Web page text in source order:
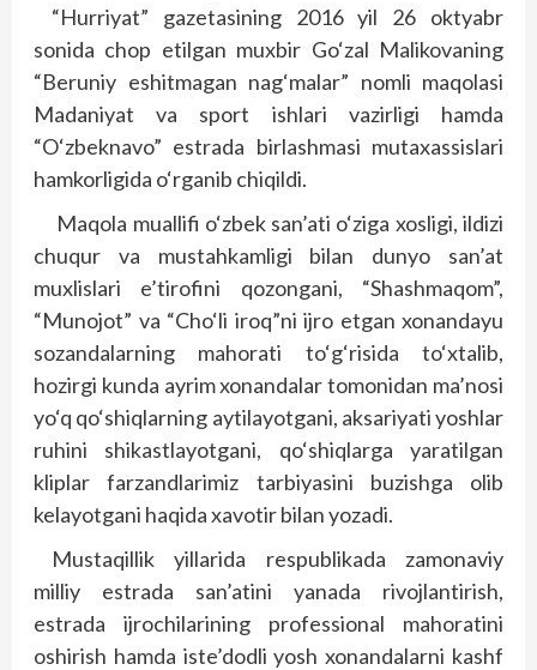
“Hurriyat” gazetasining 2016 yil 26 oktyabr
sonida chop etilgan muxbir Go‘zal Malikovaning
“Beruniy eshitmagan nag‘malar” nomli maqolasi
Madaniyat va sport ishlari vazirligi hamda
“O‘zbeknavo” estrada birlashmasi mutaxassislari
hamkorligida o‘rganib chiqildi.
Maqola muallifi o‘zbek san’ati o‘ziga xosligi, ildizi
chuqur va mustahkamligi bilan dunyo san’at
muxlislari e’tirofini qozongani, “Shashmaqom”,
“Munojot” va “Cho‘li iroq”ni ijro etgan xonandayu
sozandalarning mahorati to‘g‘risida to‘xtalib,
hozirgi kunda ayrim xonandalar tomonidan ma’nosi
yo‘q qo‘shiqlarning aytilayotgani, aksariyati yoshlar
ruhini shikastlayotgani, qo‘shiqlarga yaratilgan
kliplar farzandlarimiz tarbiyasini buzishga olib
kelayotgani haqida xavotir bilan yozadi.
Mustaqillik yillarida respublikada zamonaviy
milliy estrada san’atini yanada rivojlantirish,
estrada ijrochilarining professional mahoratini
oshirish hamda iste’dodli yosh xonandalarni kashf